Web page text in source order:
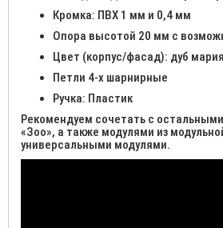
Кромка: ПВХ 1 мм и 0,4 мм
Опора высотой 20 мм с
Цвет (корпус/фасад): дуб
Петли 4-х шарнирные
Ручка: Пластик
Рекомендуем сочетать с
«Зоо», а также модулями из
универсальными модулями.